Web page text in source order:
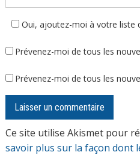
Oui, ajoutez-moi à votre liste
Prévenez-moi de tous les
Prévenez-moi de tous les
Ce site utilise Akismet pour
savoir plus sur la façon dont